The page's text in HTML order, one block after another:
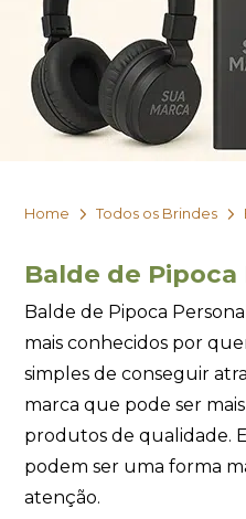
Home Todos os Brindes
Balde de
Balde de Pipoca
mais conhecidos por
simples de conseguir
marca que pode ser
produtos de qualidade.
podem ser uma forma
atenção.